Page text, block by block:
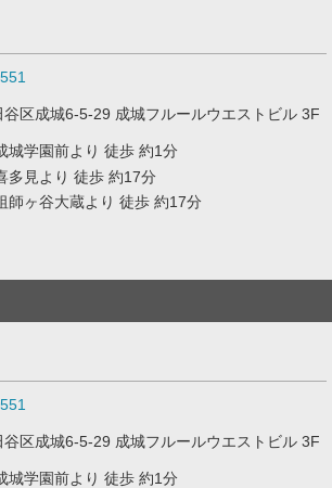
谷区成城6-5-29 成城フルールウエストビル 3F
城学園前より 徒歩 約1分
多見より 徒歩 約17分
師ヶ谷大蔵より 徒歩 約17分
谷区成城6-5-29 成城フルールウエストビル 3F
城学園前より 徒歩 約1分